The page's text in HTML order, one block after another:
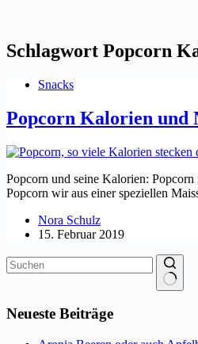
Schlagwort Popcorn
Snacks
Popcorn Kalorien und
Popcorn und seine Kalorien:
Popcorn wir aus einer speziellen
Nora Schulz
15. Februar 2019
Ergebnisse
Neueste Beiträge